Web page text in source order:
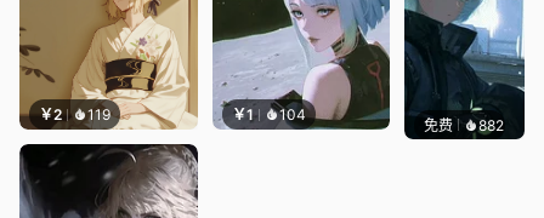
￥2 119 ￥1 104
免费 882辰东